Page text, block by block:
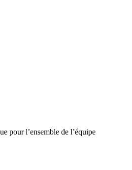
pour l’ensemble de l’équipe